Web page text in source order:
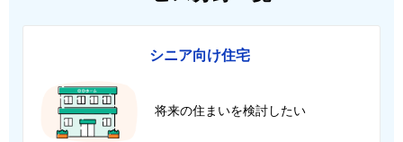
シニア向け住宅
将来の住まいを検討したい